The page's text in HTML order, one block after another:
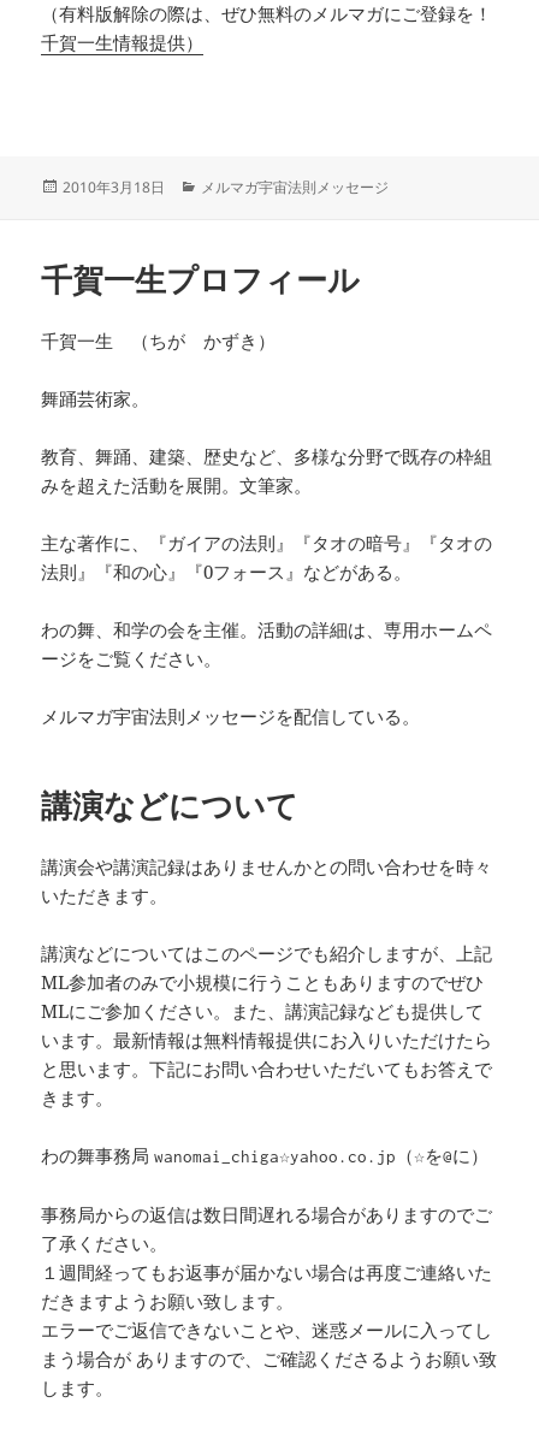
（有料版解除の際は、ぜひ無料のメルマガにご登録を！
千賀一生情報提供）
投
2010年3月18日
カ
ー
メルマガ宇宙法則メッセージ
千賀一生プロフィール
千賀一生 （ちが かずき）
舞踊芸術家。
教育、舞踊、建築、歴史など、多様な分野で既存の枠組
みを超えた活動を展開。文筆家。
主な著作に、『ガイアの法則』『タオの暗号』『タオの
法則』『和の心』『0フォース』などがある。
わの舞、和学の会を主催。活動の詳細は、専用ホームペ
ージをご覧ください。
メルマガ宇宙法則メッセージを配信している。
講演などについて
講演会や講演記録はありませんかとの問い合わせを時々
いただきます。
講演などについてはこのページでも紹介しますが、上記
ML参加者のみで小規模に行うこともありますのでぜひ
MLにご参加ください。また、講演記録なども提供して
います。最新情報は無料情報提供にお入りいただけたら
と思います。下記にお問い合わせいただいてもお答えで
きます。
わの舞事務局 wanomai_chiga☆yahoo.co.jp（☆を@に）
事務局からの返信は数日間遅れる場合がありますのでご
了承ください。
１週間経ってもお返事が届かない場合は再度ご連絡いた
だきますようお願い致します。
エラーでご返信できないことや、迷惑メールに入ってし
まう場合が ありますので、ご確認くださるようお願い致
します。